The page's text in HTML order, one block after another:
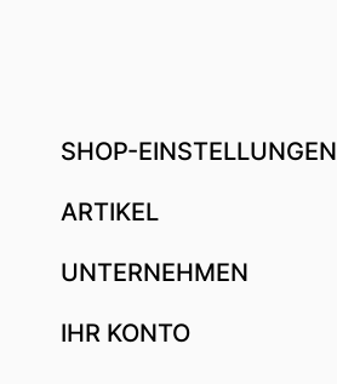
SHOP-EINSTELLUNGEN
ARTIKEL
UNTERNEHMEN
IHR KONTO